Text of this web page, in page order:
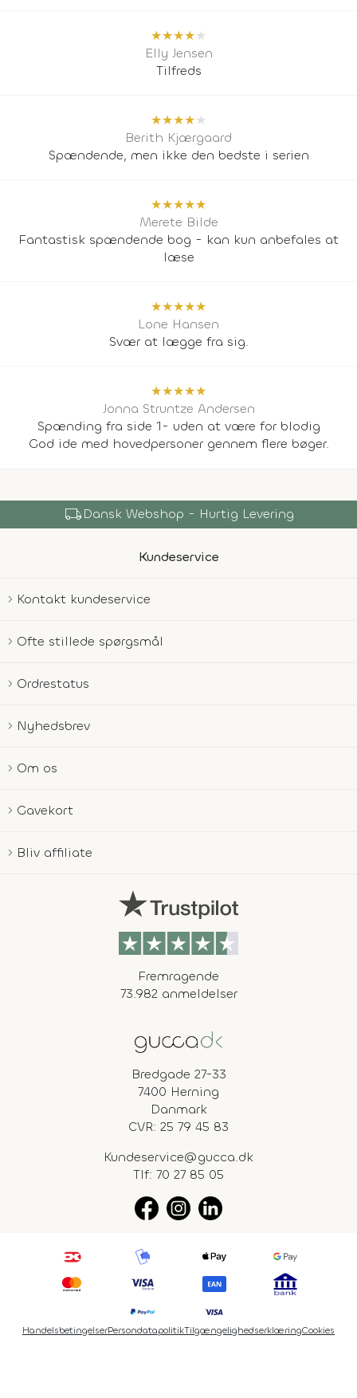
★★★★★
Elly Jensen
Tilfreds
★★★★★
Berith Kjærgaard
Spændende, men ikke den bedste i serien
★★★★★
Merete Bilde
Fantastisk spændende bog - kan kun anbefales at
læse
★★★★★
Lone Hansen
Svær at lægge fra sig.
★★★★★
Jonna Struntze Andersen
Spænding fra side 1- uden at være for blodig
God ide med hovedpersoner gennem flere bøger.
local_shippingDansk Webshop - Hurtig Levering
Kundeservice
Kontakt kundeservice
Ofte stillede spørgsmål
Ordrestatus
Nyhedsbrev
Om os
Gavekort
Bliv affiliate
Fremragende
73.982 anmeldelser
Bredgade 27-33
7400 Herning
Danmark
CVR: 25 79 45 83
Kundeservice@gucca.dk
Tlf: 70 27 85 05
HandelsbetingelserPersondatapolitikTilgængelighedserklæringCookies